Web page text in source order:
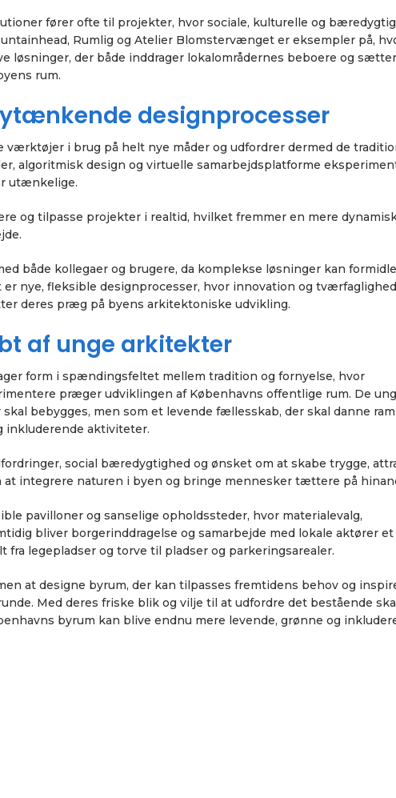
fører ofte til projekter, hvor sociale, kulturelle og
Rumlig og Atelier Blomstervænget er eksempler på,
løsninger, der både inddrager lokalområdernes beboere og
rum.
designprocesser
i brug på helt nye måder og udfordrer dermed de
algoritmisk design og virtuelle samarbejdsplatforme
utænkelige.
og tilpasse projekter i realtid, hvilket fremmer en mere
både kollegaer og brugere, da komplekse løsninger kan
nye, fleksible designprocesser, hvor innovation og
deres præg på byens arkitektoniske udvikling.
af unge arkitekter
form i spændingsfeltet mellem tradition og fornyelse, hvor
præger udviklingen af Københavns offentlige rum. De
bebygges, men som et levende fællesskab, der skal danne
inkluderende aktiviteter.
social bæredygtighed og ønsket om at skabe trygge,
at integrere naturen i byen og bringe mennesker tættere på
pavilloner og sanselige opholdssteder, hvor materialevalg,
bliver borgerinddragelse og samarbejde med lokale aktører
legepladser og torve til pladser og parkeringsarealer.
at designe byrum, der kan tilpasses fremtidens behov og
Med deres friske blik og vilje til at udfordre det bestående
byrum kan blive endnu mere levende, grønne og